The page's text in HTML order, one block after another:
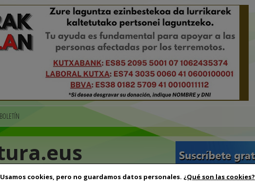
Usamos cookies, pero no guardamos datos personales. ¿Qué son las cookies?
BOLETÍN